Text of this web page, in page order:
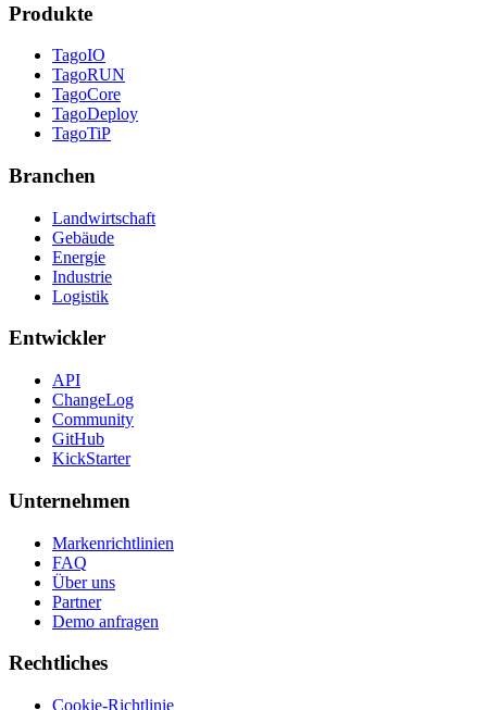
Produkte
TagoIO
TagoRUN
TagoCore
TagoDeploy
TagoTiP
Branchen
Landwirtschaft
Gebäude
Energie
Industrie
Logistik
Entwickler
API
ChangeLog
Community
GitHub
KickStarter
Unternehmen
Markenrichtlinien
FAQ
Über uns
Partner
Demo anfragen
Rechtliches
Cookie-Richtlinie